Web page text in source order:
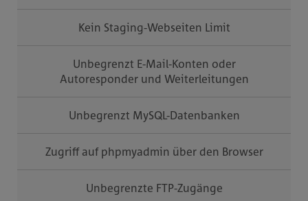
Kein Staging-Webseiten Limit
Unbegrenzt E-Mail-Konten oder
Autoresponder und Weiterleitungen
Unbegrenzt MySQL-Datenbanken
Zugriff auf phpmyadmin über den Browser
Unbegrenzte FTP-Zugänge